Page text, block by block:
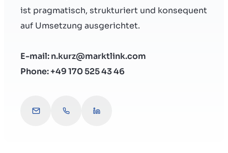
ist pragmatisch, strukturiert und konsequent
auf Umsetzung ausgerichtet.
E-mail: n.kurz@marktlink.com
Phone: +49 170 525 43 46
n.kurz@marktlink.com
Let's talk – request a call